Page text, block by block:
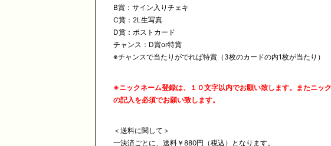
B賞：サイン入りチェキ
C賞：2L生写真
D賞：ポストカード
チャンス： D賞or特賞
※チャンスで当たりがでれば特賞（ 3枚のカードの内1枚が当たり）
※ニックネーム登録は、１０文字以内でお願い致します。またニッ
の記入を必須でお願い致します。
＜送料に関して＞
一決済ごとに、送料￥880円（税込）となります。